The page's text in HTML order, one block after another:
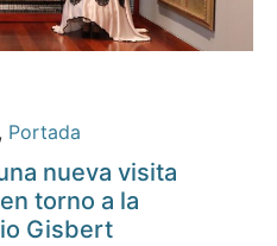
, Portada
nueva visita
torno a la
Gisbert